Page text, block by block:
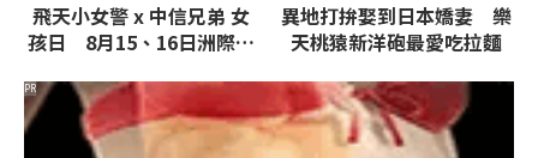
飛天小女警 x 中信兄弟 女
孩日 8月15、16日洲際聯
異地打拚娶到日本嬌妻 樂
天桃猿新洋砲最愛吃拉麵
PR